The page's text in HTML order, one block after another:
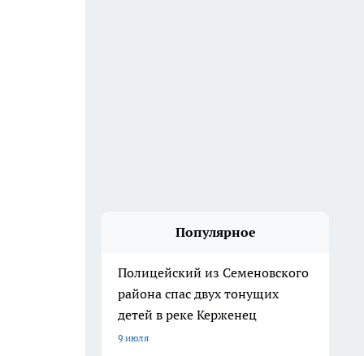
Популярное
Полицейский из Семеновского
района спас двух тонущих
детей в реке Керженец
9 июля